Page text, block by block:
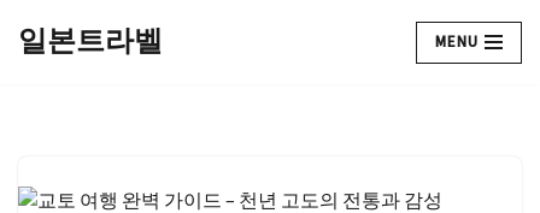
건
일본트라벨 MENU